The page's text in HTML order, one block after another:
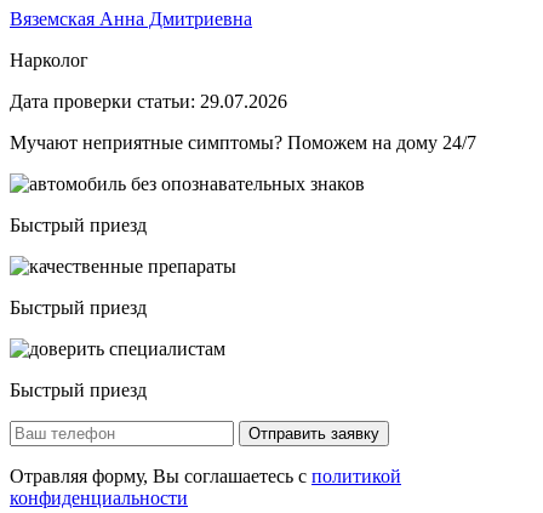
Вяземская Анна Дмитриевна
Нарколог
Дата проверки статьи: 29.07.2026
Мучают неприятные симптомы? Поможем на дому 24/7
Быстрый приезд
Быстрый приезд
Быстрый приезд
Отправить заявку
Отравляя форму, Вы соглашаетесь с политикой
конфиденциальности